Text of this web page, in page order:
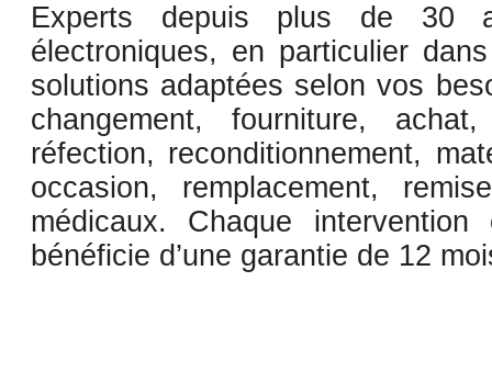
Experts depuis plus de 30
électroniques, en particulier
solutions adaptées selon vos
changement, fourniture,
réfection, reconditionnement,
occasion, remplacement,
médicaux. Chaque
bénéficie d’une garantie de 12